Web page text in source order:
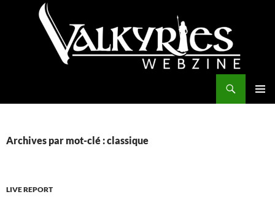
Archives par mot-clé : classique
LIVE REPORT